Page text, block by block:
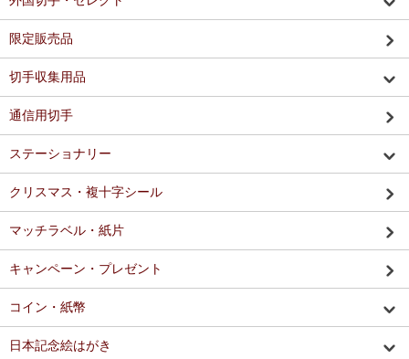
限定販売品
切手収集用品
通信用切手
ステーショナリー
クリスマス・複十字シール
マッチラベル・紙片
キャンペーン・プレゼント
コイン・紙幣
日本記念絵はがき